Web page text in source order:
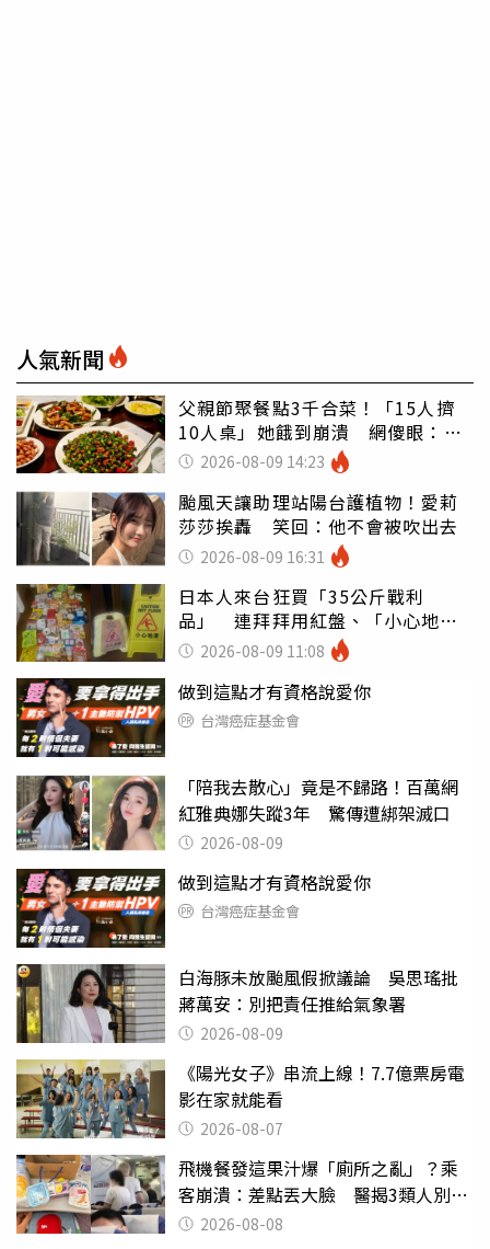
人氣新聞
父親節聚餐點3千合菜！「15人擠
10人桌」她餓到崩潰 網傻眼：讓
店家看笑話
2026-08-09 14:23
颱風天讓助理站陽台護植物！愛莉
莎莎挨轟 笑回：他不會被吹出去
2026-08-09 16:31
日本人來台狂買「35公斤戰利
品」 連拜拜用紅盤、「小心地
滑」告示牌也帶回家
2026-08-09 11:08
做到這點才有資格說愛你
台灣癌症基金會
「陪我去散心」竟是不歸路！百萬網
紅雅典娜失蹤3年 驚傳遭綁架滅口
2026-08-09
做到這點才有資格說愛你
台灣癌症基金會
白海豚未放颱風假掀議論 吳思瑤批
蔣萬安：別把責任推給氣象署
2026-08-09
《陽光女子》串流上線！7.7億票房電
影在家就能看
2026-08-07
飛機餐發這果汁爆「廁所之亂」？乘
客崩潰：差點丟大臉 醫揭3類人別亂
喝 2026-08-08